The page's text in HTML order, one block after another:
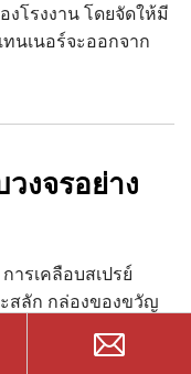
งโรงงาน โดยจัดให้มี
นเนอร์จะออกจาก
งจรอย่าง
รเคลือบสเปรย์
สลัก กล่องของขวัญ
ม่มีผู้รับเหมาช่วงที่
ณภาพในใบแจ้งหนี้